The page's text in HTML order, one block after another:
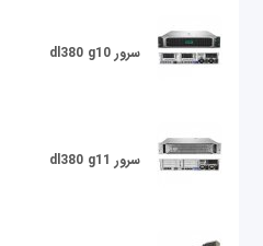
سرور dl380 g10
سرور dl380 g11